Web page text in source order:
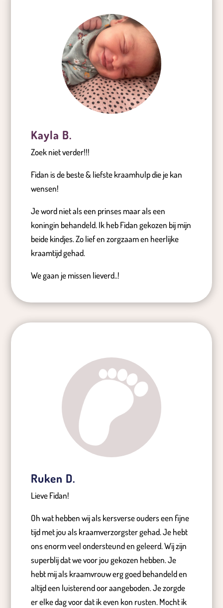
Kayla B.
Zoek niet verder!!!
Fidan is de beste & liefste kraamhulp die je kan
wensen!
Je word niet als een prinses maar als een
koningin behandeld. Ik heb Fidan gekozen bij mijn
beide kindjes. Zo lief en zorgzaam en heerlijke
kraamtijd gehad.
We gaan je missen lieverd..!
Ruken D.
Lieve Fidan!
Oh wat hebben wij als kersverse ouders een fijne
tijd met jou als kraamverzorgster gehad. Je hebt
ons enorm veel ondersteund en geleerd. Wij zijn
superblij dat we voor jou gekozen hebben. Je
hebt mij als kraamvrouw erg goed behandeld en
altijd een luisterend oor aangeboden. Je zorgde
er elke dag voor dat ik even kon rusten. Mocht ik